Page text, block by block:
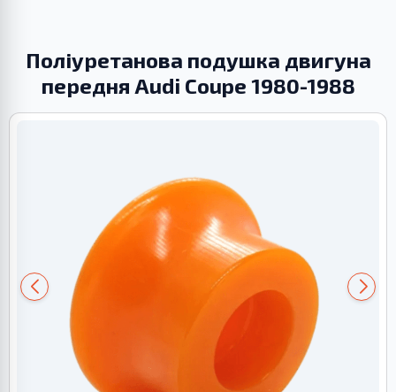
Поліуретанова подушка двигуна
передня Audi Coupe 1980-1988